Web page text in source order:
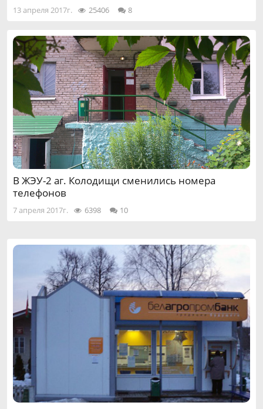
13 апреля 2017г. 25406 8
В ЖЭУ-2 аг. Колодищи сменились номера
телефонов
7 апреля 2017г. 6398 10